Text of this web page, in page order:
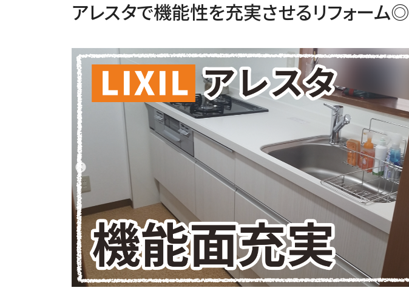
水回りのリフォーム
窓のリフォーム
玄関のリフォーム
アレスタで機能性を充実させるリフォーム◎